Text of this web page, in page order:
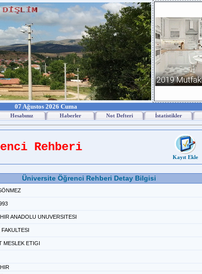
07 Ağustos 2026 Cuma
Hesabınız Haberler Not Defteri İstatistikler
Rehberi
Kayıt Ekle
Üniversite Öğrenci Rehberi Detay Bilgisi
ANADOLU UNUVERSITESI
MESLEK ETIGI